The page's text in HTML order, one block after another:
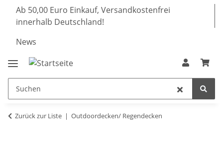
Ab 50,00 Euro Einkauf, Versandkostenfrei
innerhalb Deutschland!
News
Zurück zur Liste Outdoordecken/ Regendecken